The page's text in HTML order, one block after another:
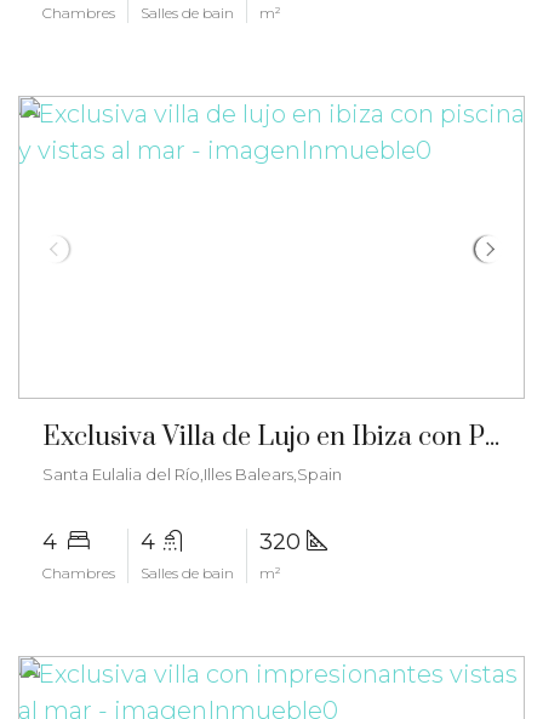
Chambres Salles de bain m²
Exclusiva Villa de Lujo en Ibiza con Piscina y Vistas al Mar – gz-2570
Santa Eulalia del Río,Illes Balears,Spain
4
Chambres
4
Salles de bain
320
m²